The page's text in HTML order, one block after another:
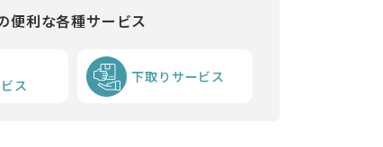
便利な各種サービス
ス
下取りサービス